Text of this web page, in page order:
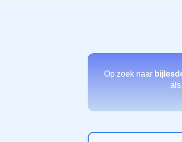
Op zoek naar